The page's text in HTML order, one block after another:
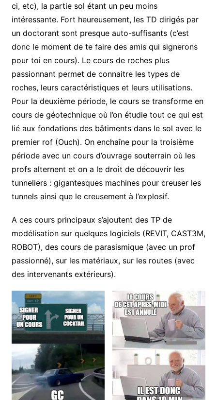
ci, etc), la partie sol étant un peu moins
intéressante. Fort heureusement, les TD dirigés par
un doctorant sont presque auto-suffisants (c’est
donc le moment de te faire des amis qui signerons
pour toi en cours). Le cours de roches plus
passionnant permet de connaitre les types de
roches, leurs caractéristiques et leurs utilisations.
Pour la deuxième période, le cours se transforme en
cours de géotechnique où l’on étudie tout ce qui est
lié aux fondations des bâtiments dans le sol avec le
premier rof (Ouch). On enchaîne pour la troisième
période avec un cours d’ouvrage souterrain où les
profs alternent et on a le droit de découvrir les
tunneliers : gigantesques machines pour creuser les
tunnels ainsi que le creusement à l’explosif.
A ces cours principaux s’ajoutent des TP de
modélisation sur quelques logiciels (REVIT, CAST3M,
ROBOT), des cours de parasismique (avec un prof
passionné), sur les matériaux, sur les routes (avec
des intervenants extérieurs).